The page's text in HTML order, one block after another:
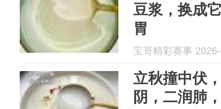
豆浆，换成
胃
宝哥精彩赛事
立秋撞中伏
阴，二润肺